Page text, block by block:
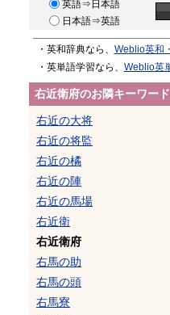
英語⇒日本語
日本語⇒英語
・英和辞典なら、 Weblio英和
・英単語学習なら、 Weblio英
右近衛府のお隣キーワード
右近の大将
右近の将監
右近の橘
右近の陣
右近の馬場
右近衛
右近衛府
右馬の助
右馬の頭
右馬寮